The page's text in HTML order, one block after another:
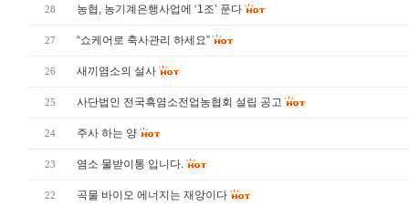
28 농협, 농기계은행사업에 ‘1조’ 푼다
27 “쇼케어로 축사관리 하세요”
26 새끼염소의 설사
25 사단법인 전국흑염소전업농협회 설립 공고
24 주사 하는 양
23 염소 물받이통 입니다.
22 곡물 바이오 에너지는 재앙이다